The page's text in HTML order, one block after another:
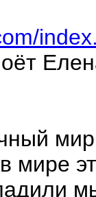
мире